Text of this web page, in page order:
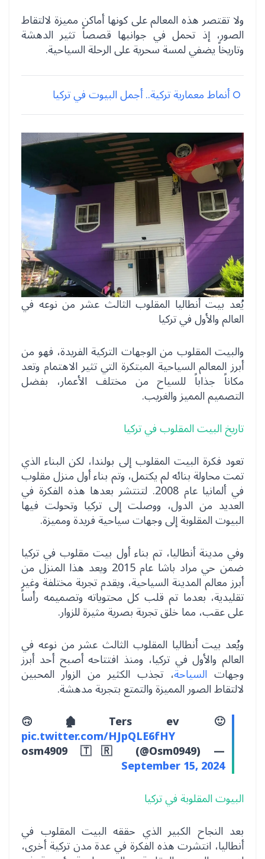
ولا تقتصر هذه المعالم على كونها أماكن مميزة لالتقاط
الصور، إذ تحمل في جوانبها قصصاً تثير الدهشة
وتاريخاً يضفي لمسة سحرية على الرحلة السياحية.
أنماط معمارية تركية.. أجمل البيوت في تركيا
يُعد بيت أنطاليا المقلوب الثالث عشر من نوعه في
العالم والأول في تركيا
والبيت المقلوب من الوجهات التركية الفريدة، فهو من
أبرز المعالم السياحية المبتكرة التي تثير الاهتمام وتعد
مكاناً جذاباً للسياح من مختلف الأعمار، بفضل
التصميم المميز والغريب.
تاريخ البيت المقلوب في تركيا
تعود فكرة البيت المقلوب إلى بولندا، لكن البناء الذي
تمت محاولة بنائه لم يكتمل، وتم بناء أول منزل مقلوب
في ألمانيا عام 2008. لتنتشر بعدها هذه الفكرة في
العديد من الدول، ووصلت إلى تركيا وتحولت فيها
البيوت المقلوبة إلى وجهات سياحية فريدة ومميزة.
وفي مدينة أنطاليا، تم بناء أول بيت مقلوب في تركيا
ضمن حي مراد باشا عام 2015 ويعد هذا المنزل من
أبرز معالم المدينة السياحية، ويقدم تجربة مختلفة وغير
تقليدية، بعدما تم قلب كل محتوياته وتصميمه رأساً
على عقب، مما خلق تجربة بصرية مثيرة للزوار.
ويُعد بيت أنطاليا المقلوب الثالث عشر من نوعه في
العالم والأول في تركيا، ومنذ افتتاحه أصبح أحد أبرز
وجهات السياحة، تجذب الكثير من الزوار المحبين
لالتقاط الصور المميزة والتمتع بتجربة مدهشة.
🙃🏚Ters ev 🙂
pic.twitter.com/HJpQLE6fHY
— osm4909 🇹🇷 (@Osm0949)
September 15, 2024
البيوت المقلوبة في تركيا
بعد النجاح الكبير الذي حققه البيت المقلوب في
أنطاليا، انتشرت هذه الفكرة في عدة مدن تركية أخرى،